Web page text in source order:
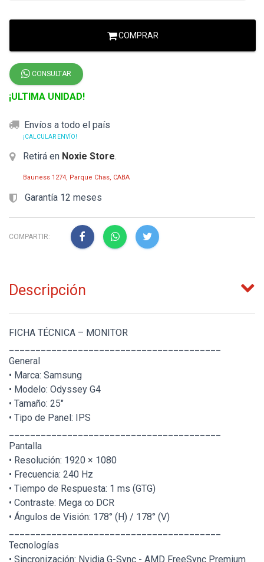
COMPRAR
CONSULTAR
¡ULTIMA UNIDAD!
Envíos a todo el país
¡CALCULAR ENVÍO!
Retirá en Noxie Store.
Bauness 1274, Parque Chas, CABA
Garantía 12 meses
COMPARTIR:
Descripción
FICHA TÉCNICA – MONITOR
General
• Marca: Samsung
• Modelo: Odyssey G4
• Tamaño: 25"
• Tipo de Panel: IPS
Pantalla
• Resolución: 1920 × 1080
• Frecuencia: 240 Hz
• Tiempo de Respuesta: 1 ms (GTG)
• Contraste: Mega ∞ DCR
• Ángulos de Visión: 178° (H) / 178° (V)
Tecnologías
• Sincronización: Nvidia G-Sync - AMD FreeSync Premium